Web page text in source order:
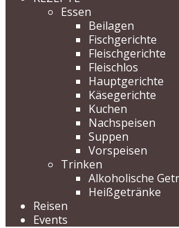
Essen
Beilagen
Fischgerichte
Fleischgerichte
Fleischlos
Hauptgerichte
Käsegerichte
Kuchen
Nachspeisen
Suppen
Vorspeisen
Trinken
Alkoholische
Heißgetränke
Reisen
Events